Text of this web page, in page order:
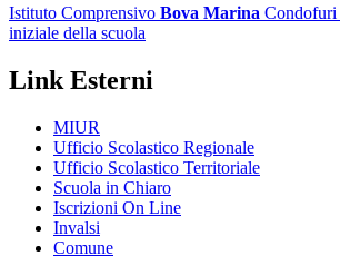
Istituto Comprensivo Bova Marina Condofuri
iniziale della scuola
Link Esterni
MIUR
Ufficio Scolastico Regionale
Ufficio Scolastico Territoriale
Scuola in Chiaro
Iscrizioni On Line
Invalsi
Comune